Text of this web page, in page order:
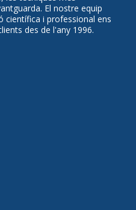
El nostre equip
científica i professional ens
des de l'any 1996.